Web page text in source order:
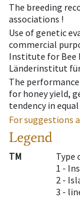
The breeding
associations !
Use of genetic
commercial
Institute for Bee
Länderinstitut für
The
for honey yield,
tendency in
For suggestions
Legend
TM
Type
1 -
2 -
3 -